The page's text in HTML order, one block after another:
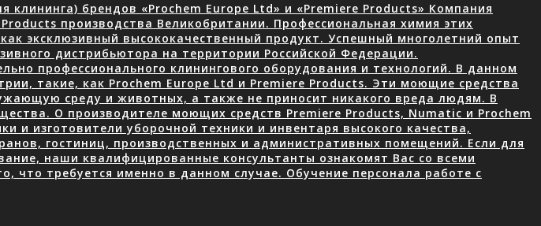
брендов «Prochem Europe Ltd» и «Premiere Products» Компания
производства Великобритании. Профессиональная химия этих
эксклюзивный высококачественный продукт. Успешный многолетний опыт
дистрибьютора на территории Российской Федерации.
профессионального клинингового оборудования и технологий. В данном
такие, как Prochem Europe Ltd и Premiere Products. Эти моющие средства
среду и животных, а также не приносит никакого вреда людям. В
О производителе моющих средств Premiere Products, Numatic и Prochem
и изготовители уборочной техники и инвентаря высокого качества,
гостиниц, производственных и административных помещений. Если для
наши квалифицированные консультанты ознакомят Вас со всеми
что требуется именно в данном случае. Обучение персонала работе с